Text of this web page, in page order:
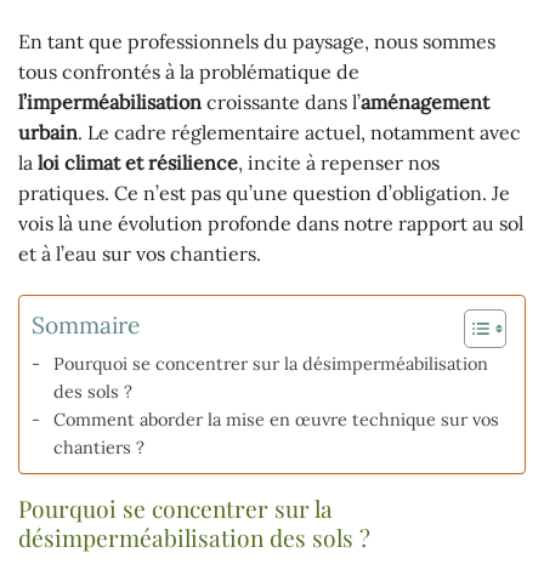
En tant que professionnels du paysage, nous sommes
tous confrontés à la problématique de
l’imperméabilisation croissante dans l’aménagement
urbain. Le cadre réglementaire actuel, notamment avec
la loi climat et résilience, incite à repenser nos
pratiques. Ce n’est pas qu’une question d’obligation. Je
vois là une évolution profonde dans notre rapport au sol
et à l’eau sur vos chantiers.
Sommaire
Pourquoi se concentrer sur la désimperméabilisation
des sols ?
Comment aborder la mise en œuvre technique sur vos
chantiers ?
Pourquoi se concentrer sur la
désimperméabilisation des sols ?